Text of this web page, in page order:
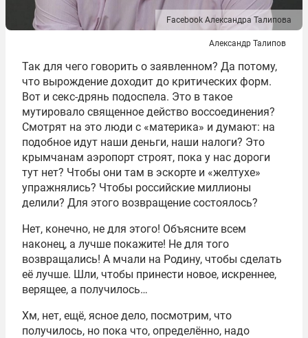
Facebook Александра Талипова
Александр Талипов
Так для чего говорить о заявленном? Да потому,
что вырождение доходит до критических форм.
Вот и секс-дрянь подоспела. Это в такое
мутировало священное действо воссоединения?
Смотрят на это люди с «материка» и думают: на
подобное идут наши деньги, наши налоги? Это
крымчанам аэропорт строят, пока у нас дороги
тут нет? Чтобы они там в эскорте и «желтухе»
упражнялись? Чтобы российские миллионы
делили? Для этого возвращение состоялось?
Нет, конечно, не для этого! Объясните всем
наконец, а лучше покажите! Не для того
возвращались! А мчали на Родину, чтобы сделать
её лучше. Шли, чтобы принести новое, искреннее,
верящее, а получилось…
Хм, нет, ещё, ясное дело, посмотрим, что
получилось, но пока что, определённо, надо